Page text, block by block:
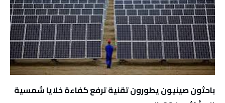
باحثون صينيون يطورون تقنية ترفع كفاءة خلايا شمسية